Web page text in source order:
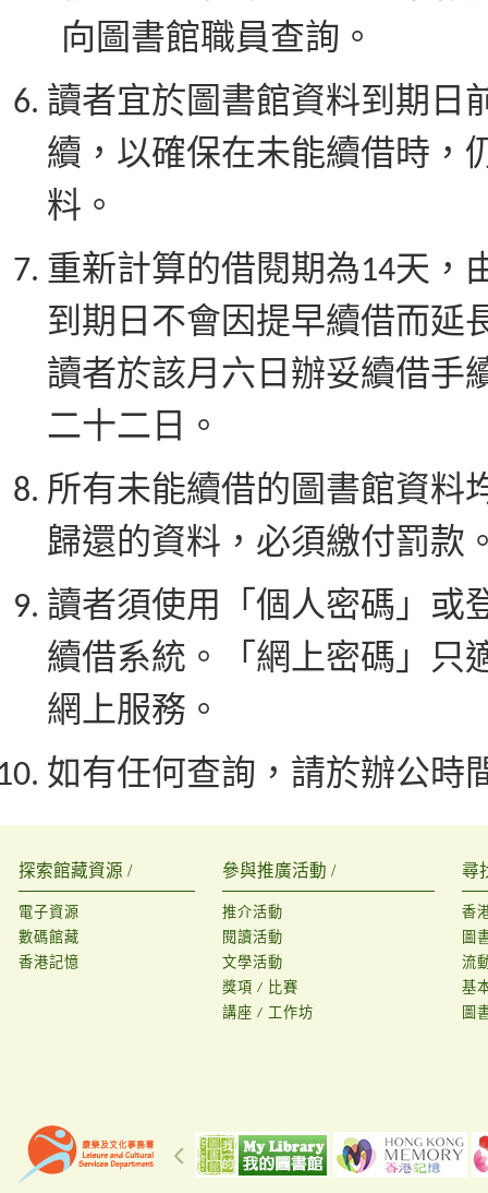
向圖書館職員查詢。
讀者宜於圖書館資料到期日
續，以確保在未能續借時，
料。
重新計算的借閱期為14天，
到期日不會因提早續借而延
讀者於該月六日辦妥續借手
二十二日。
所有未能續借的圖書館資料
歸還的資料，必須繳付罰款
讀者須使用「個人密碼」或
續借系統。「網上密碼」只
網上服務。
如有任何查詢，請於辦公時
探索館藏資源 /
電子資源
數碼館藏
香港記憶
參與推廣活動 /
推介活動
閱讀活動
文學活動
獎項 / 比賽
講座 / 工作坊
尋
香
圖
流
基
圖